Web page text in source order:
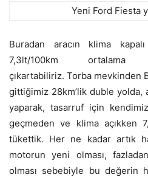
Yeni Ford Fiesta
Buradan aracın klima
7,3lt/100km ortalama
çıkartabiliriz. Torba mevkinden
gittiğimiz 28km’lik duble yolda,
yaparak, tasarruf için
geçmeden ve klima açıkken
tükettik. Her ne kadar artık
motorun yeni olması,
olması sebebiyle bu değerin